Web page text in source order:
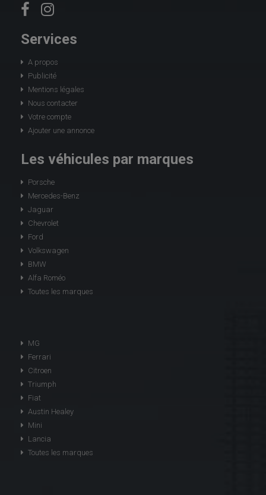
Services
A propos
Publicité
Mentions légales
Nous contacter
Votre compte
Ajouter une annonce
Les véhicules par marques
Porsche
Mercedes-Benz
Jaguar
Chevrolet
Ford
Volkswagen
BMW
Alfa Roméo
Toutes les marques
MG
Ferrari
Citroen
Triumph
Fiat
Austin Healey
Mini
Lancia
Toutes les marques